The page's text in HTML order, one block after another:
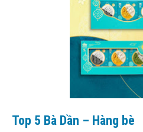
Top 5 Bà Dần – Hàng bè